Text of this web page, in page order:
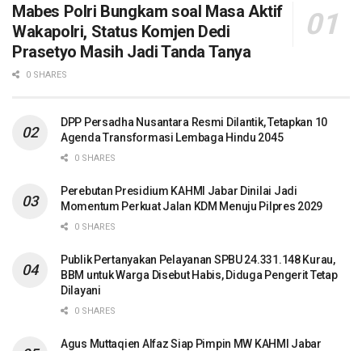
Mabes Polri Bungkam soal Masa Aktif
Wakapolri, Status Komjen Dedi
Prasetyo Masih Jadi Tanda Tanya
0 SHARES
DPP Persadha Nusantara Resmi Dilantik, Tetapkan 10
Agenda Transformasi Lembaga Hindu 2045
0 SHARES
Perebutan Presidium KAHMI Jabar Dinilai Jadi
Momentum Perkuat Jalan KDM Menuju Pilpres 2029
0 SHARES
Publik Pertanyakan Pelayanan SPBU 24.331.148 Kurau,
BBM untuk Warga Disebut Habis, Diduga Pengerit Tetap
Dilayani
0 SHARES
Agus Muttaqien Alfaz Siap Pimpin MW KAHMI Jabar